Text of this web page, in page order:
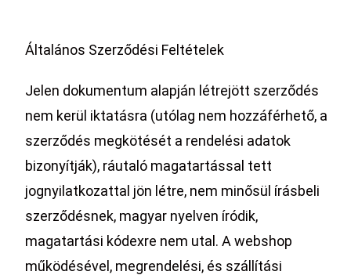
Általános Szerződési Feltételek
Jelen dokumentum alapján létrejött szerződés
nem kerül iktatásra (utólag nem hozzáférhető, a
szerződés megkötését a rendelési adatok
bizonyítják), ráutaló magatartással tett
jognyilatkozattal jön létre, nem minősül írásbeli
szerződésnek, magyar nyelven íródik,
magatartási kódexre nem utal. A webshop
működésével, megrendelési, és szállítási